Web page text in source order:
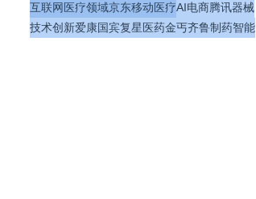
互联网医疗领域京东移动医疗AI电商腾讯器械
技术创新爱康国宾复星医药金丐齐鲁制药智能